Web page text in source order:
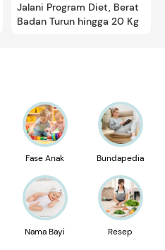
Jalani Program Diet, Berat
Badan Turun hingga 20 Kg
Fase Anak Bundapedia
Nama Bayi Resep